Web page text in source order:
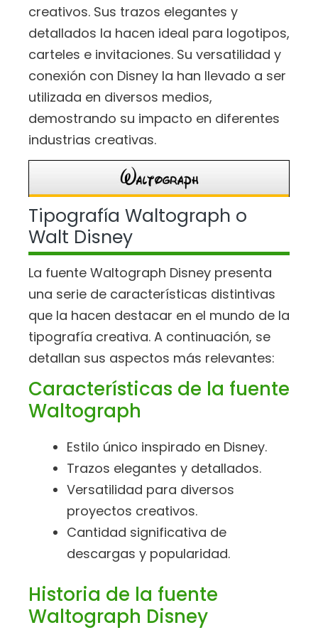
creativos. Sus trazos elegantes y
detallados la hacen ideal para logotipos,
carteles e invitaciones. Su versatilidad y
conexión con Disney la han llevado a ser
utilizada en diversos medios,
demostrando su impacto en diferentes
industrias creativas.
Tipografía Waltograph o
Walt Disney
La fuente Waltograph Disney presenta
una serie de características distintivas
que la hacen destacar en el mundo de la
tipografía creativa. A continuación, se
detallan sus aspectos más relevantes:
Características de la fuente
Waltograph
Estilo único inspirado en Disney.
Trazos elegantes y detallados.
Versatilidad para diversos
proyectos creativos.
Cantidad significativa de
descargas y popularidad.
Historia de la fuente
Waltograph Disney